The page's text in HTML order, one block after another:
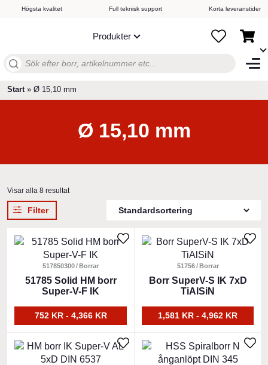
Högsta kvalitet Full teknisk support Korta leveranstider
Produkter
Sök
Start» Ø 15,10 mm
Ø 15,10 mm
Visar alla 8 resultat
Filter
517850300 Borrar
51785 Solid HM borr
Super-V-F IK
752 KR - 4,366 KR
Den
produkten
har
varianter.
alternativen
51756 Borrar
Borr SuperV-S IK 7xD
TiAlSiN
1,581 KR - 4,962 KR
Den
produkten
har
varianter.
alternativen
Den
Den